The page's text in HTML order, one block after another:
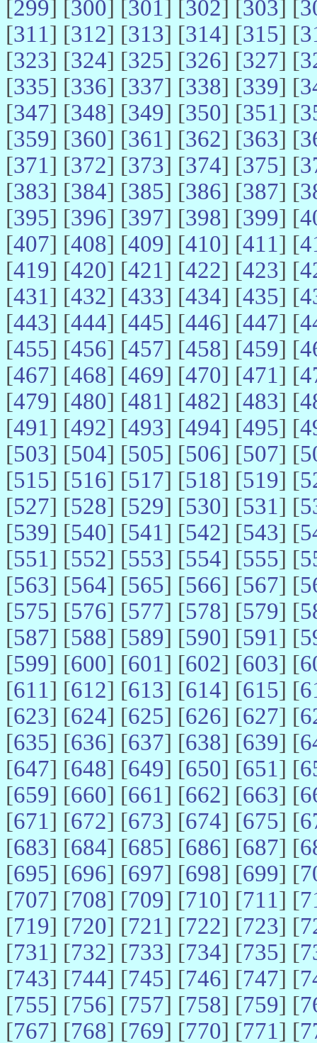
[299] [300] [301] [302] [303] [
[311] [312] [313] [314] [315] [
[323] [324] [325] [326] [327] [
[335] [336] [337] [338] [339] [
[347] [348] [349] [350] [351] [
[359] [360] [361] [362] [363] [
[371] [372] [373] [374] [375] [
[383] [384] [385] [386] [387] [
[395] [396] [397] [398] [399] [
[407] [408] [409] [410] [411] [
[419] [420] [421] [422] [423] [
[431] [432] [433] [434] [435] [
[443] [444] [445] [446] [447] [
[455] [456] [457] [458] [459] [
[467] [468] [469] [470] [471] [
[479] [480] [481] [482] [483] [
[491] [492] [493] [494] [495] [
[503] [504] [505] [506] [507] [
[515] [516] [517] [518] [519] [
[527] [528] [529] [530] [531] [
[539] [540] [541] [542] [543] [
[551] [552] [553] [554] [555] [
[563] [564] [565] [566] [567] [
[575] [576] [577] [578] [579] [
[587] [588] [589] [590] [591] [
[599] [600] [601] [602] [603] [
[611] [612] [613] [614] [615] [
[623] [624] [625] [626] [627] [
[635] [636] [637] [638] [639] [
[647] [648] [649] [650] [651] [
[659] [660] [661] [662] [663] [
[671] [672] [673] [674] [675] [
[683] [684] [685] [686] [687] [
[695] [696] [697] [698] [699] [
[707] [708] [709] [710] [711] [
[719] [720] [721] [722] [723] [
[731] [732] [733] [734] [735] [
[743] [744] [745] [746] [747] [
[755] [756] [757] [758] [759] [
[767] [768] [769] [770] [771] [